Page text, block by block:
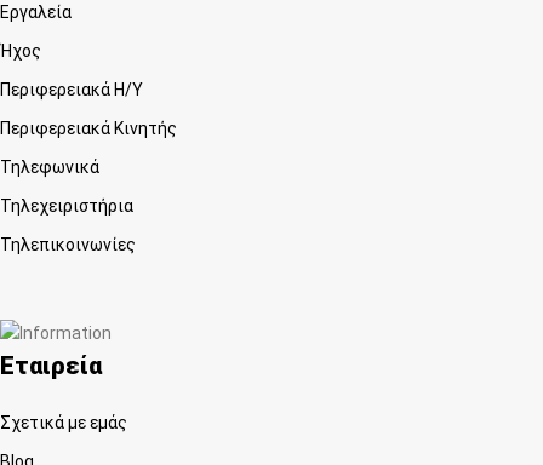
Εργαλεία
Ήχος
Περιφερειακά Η/Υ
Περιφερειακά Κινητής
Τηλεφωνικά
Τηλεχειριστήρια
Τηλεπικοινωνίες
Εταιρεία
Σχετικά με εμάς